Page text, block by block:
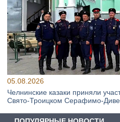
05.08.2026
Челнинские казаки приняли
Свято‑Троицком